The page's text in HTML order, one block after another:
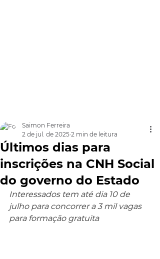
Últimos dias para
inscrições na CNH Social
do governo do Estado
Saimon Ferreira
2 de jul. de 2025 2 min de leitura
Interessados tem até dia 10 de
julho para concorrer a 3 mil vagas
para formação gratuita